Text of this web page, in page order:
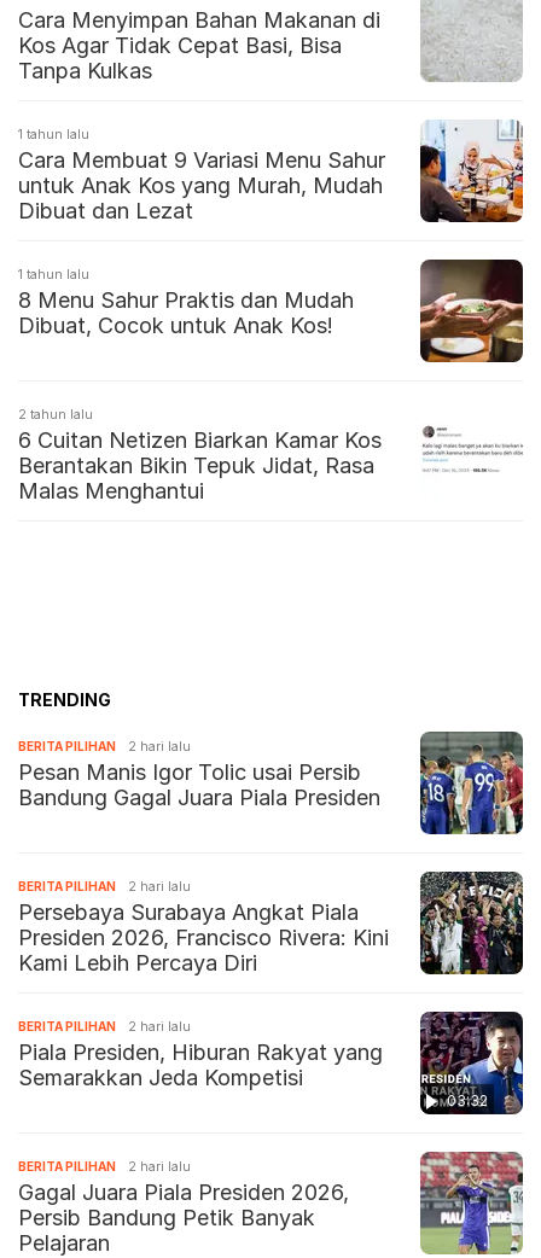
Cara Menyimpan Bahan Makanan di
Kos Agar Tidak Cepat Basi, Bisa
Tanpa Kulkas
1 tahun lalu
Cara Membuat 9 Variasi Menu Sahur
untuk Anak Kos yang Murah, Mudah
Dibuat dan Lezat
1 tahun lalu
8 Menu Sahur Praktis dan Mudah
Dibuat, Cocok untuk Anak Kos!
2 tahun lalu
6 Cuitan Netizen Biarkan Kamar Kos
Berantakan Bikin Tepuk Jidat, Rasa
Malas Menghantui
TRENDING
BERITA PILIHAN 2 hari lalu
Pesan Manis Igor Tolic usai Persib
Bandung Gagal Juara Piala Presiden
BERITA PILIHAN 2 hari lalu
Persebaya Surabaya Angkat Piala
Presiden 2026, Francisco Rivera: Kini
Kami Lebih Percaya Diri
03:32
BERITA PILIHAN 2 hari lalu
Piala Presiden, Hiburan Rakyat yang
Semarakkan Jeda Kompetisi
BERITA PILIHAN 2 hari lalu
Gagal Juara Piala Presiden 2026,
Persib Bandung Petik Banyak
Pelajaran